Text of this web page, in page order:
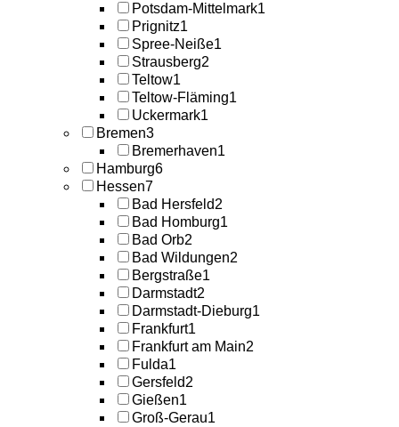
Potsdam-Mittelmark1
Prignitz1
Spree-Neiße1
Strausberg2
Teltow1
Teltow-Fläming1
Uckermark1
Bremen3
Bremerhaven1
Hamburg6
Hessen7
Bad Hersfeld2
Bad Homburg1
Bad Orb2
Bad Wildungen2
Bergstraße1
Darmstadt2
Darmstadt-Dieburg1
Frankfurt1
Frankfurt am Main2
Fulda1
Gersfeld2
Gießen1
Groß-Gerau1